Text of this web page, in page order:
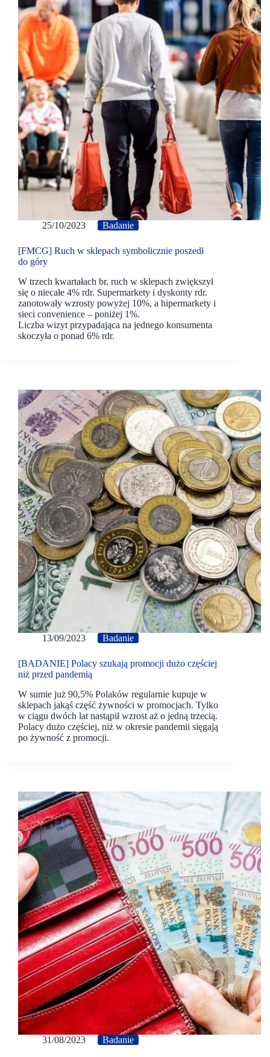
25/10/2023 Badanie
[FMCG] Ruch w sklepach symbolicznie poszedł
do góry
W trzech kwartałach br. ruch w sklepach zwiększył
się o niecałe 4% rdr. Supermarkety i dyskonty rdr.
zanotowały wzrosty powyżej 10%, a hipermarkety i
sieci convenience – poniżej 1%.
Liczba wizyt przypadająca na jednego konsumenta
skoczyła o ponad 6% rdr.
13/09/2023 Badanie
[BADANIE] Polacy szukają promocji dużo częściej
niż przed pandemią
W sumie już 90,5% Polaków regularnie kupuje w
sklepach jakąś część żywności w promocjach. Tylko
w ciągu dwóch lat nastąpił wzrost aż o jedną trzecią.
Polacy dużo częściej, niż w okresie pandemii sięgają
po żywność z promocji.
31/08/2023 Badanie